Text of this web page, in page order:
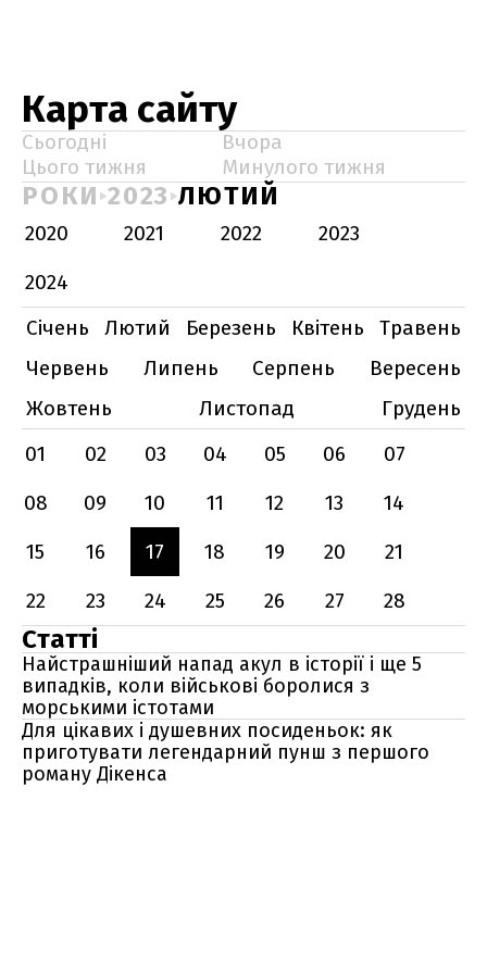
Карта сайту
Сьогодні
Вчора
Цього тижня
Минулого тижня
РОКИ 2023 ЛЮТИЙ
2020 2021 2022
2023
2024
Січень
Лютий Березень Квітень
Травень
Червень
Липень Серпень
Вересень
Жовтень
Листопад
Грудень
01
02 03 04 05 06
07
08
09 10 11 12 13
14
15
16 17 18 19 20
21
22
23 24 25 26 27 28
Статті
Найстрашніший напад акул в історії і ще 5
випадків, коли військові боролися з
морськими істотами
Для цікавих і душевних посиденьок: як
приготувати легендарний пунш з першого
роману Дікенса